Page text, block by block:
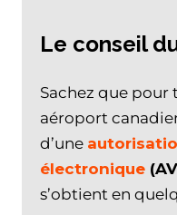
Le conseil
Sachez que
aéroport
d’une
électronique
s’obtient en